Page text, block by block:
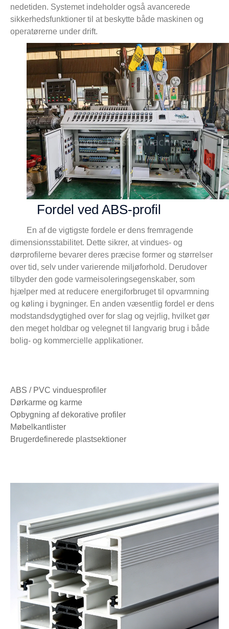
nedetiden. Systemet indeholder også avancerede
sikkerhedsfunktioner til at beskytte både maskinen og
operatørerne under drift.
Fordel ved ABS-profil
En af de vigtigste fordele er dens fremragende
dimensionsstabilitet. Dette sikrer, at vindues- og
dørprofilerne bevarer deres præcise former og størrelser
over tid, selv under varierende miljøforhold. Derudover
tilbyder den gode varmeisoleringsegenskaber, som
hjælper med at reducere energiforbruget til opvarmning
og køling i bygninger. En anden væsentlig fordel er dens
modstandsdygtighed over for slag og vejrlig, hvilket gør
den meget holdbar og velegnet til langvarig brug i både
bolig- og kommercielle applikationer.
ABS / PVC vinduesprofiler
Dørkarme og karme
Opbygning af dekorative profiler
Møbelkantlister
Brugerdefinerede plastsektioner